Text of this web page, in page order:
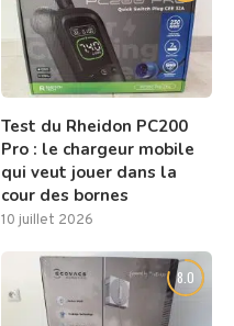
Test du Rheidon PC200
Pro : le chargeur mobile
qui veut jouer dans la
cour des bornes
10 juillet 2026
8.0